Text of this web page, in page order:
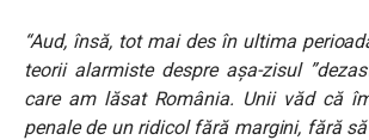
“Aud, însă, tot mai des în ultima
teorii alarmiste despre așa-zisul
care am lăsat România. Unii văd că
penale de un ridicol fără margini, fără